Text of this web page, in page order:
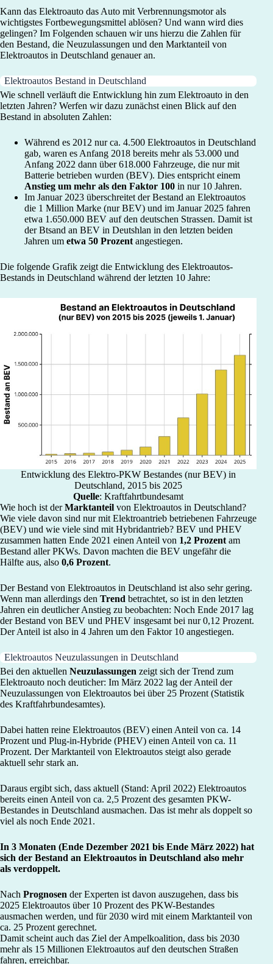
Kann das Elektroauto das Auto mit Verbrennungsmotor als
wichtigstes Fortbewegungsmittel ablösen? Und wann wird dies
gelingen? Im Folgenden schauen wir uns hierzu die Zahlen für
den Bestand, die Neuzulassungen und den Marktanteil von
Elektroautos in Deutschland genauer an.
Elektroautos Bestand in Deutschland
Wie schnell verläuft die Entwicklung hin zum Elektroauto in den
letzten Jahren? Werfen wir dazu zunächst einen Blick auf den
Bestand in absoluten Zahlen:
Während es 2012 nur ca. 4.500 Elektroautos in Deutschland
gab, waren es Anfang 2018 bereits mehr als 53.000 und
Anfang 2022 dann über 618.000 Fahrzeuge, die nur mit
Batterie betrieben wurden (BEV). Dies entspricht einem
Anstieg um mehr als den Faktor 100 in nur 10 Jahren.
Im Januar 2023 überschreitet der Bestand an Elektroautos
die 1 Million Marke (nur BEV) und im Januar 2025 fahren
etwa 1.650.000 BEV auf den deutschen Strassen. Damit ist
der Btsand an BEV in Deutshlan in den letzten beiden
Jahren um etwa 50 Prozentangestiegen.
Die folgende Grafik zeigt die Entwicklung des Elektroautos-
Bestands in Deutschland während der letzten 10 Jahre:
Entwicklung des Elektro-PKW Bestandes (nur BEV) in
Deutschland, 2015 bis 2025
Quelle: Kraftfahrtbundesamt
Wie hoch ist derMarktanteil von Elektroautos in Deutschland?
Wie viele davon sind nur mit Elektroantrieb betriebenen Fahrzeuge
(BEV) und wie viele sind mit Hybridantrieb? BEV und PHEV
zusammen hatten Ende 2021 einen Anteil von 1,2 Prozentam
Bestand aller PKWs. Davon machten die BEV ungefähr die
Hälfte aus, also 0,6 Prozent.
Der Bestand von Elektroautos in Deutschland ist also sehr gering.
Wenn man allerdings den Trend betrachtet, so ist in den letzten
Jahren ein deutlicher Anstieg zu beobachten: Noch Ende 2017 lag
der Bestand von BEV und PHEV insgesamt bei nur 0,12 Prozent.
Der Anteil ist also in 4 Jahren um den Faktor 10 angestiegen.
Elektroautos Neuzulassungen in Deutschland
Bei den aktuellen Neuzulassungen zeigt sich der Trend zum
Elektroauto noch deuticher: Im März 2022 lag der Anteil der
Neuzulassungen von Elektroautos bei über 25 Prozent (Statistik
des Kraftfahrbundesamtes).
Dabei hatten reine Elektroautos (BEV) einen Anteil von ca. 14
Prozent und Plug-in-Hybride (PHEV) einen Anteil von ca. 11
Prozent. Der Marktanteil von Elektroautos steigt also gerade
aktuell sehr stark an.
Daraus ergibt sich, dass aktuell (Stand: April 2022) Elektroautos
bereits einen Anteil von ca. 2,5 Prozent des gesamten PKW-
Bestandes in Deutschland ausmachen. Das ist mehr als doppelt so
viel als noch Ende 2021.
In 3 Monaten (Ende Dezember 2021 bis Ende März 2022) hat
sich der Bestand an Elektroautos in Deutschland also mehr
als verdoppelt.
Nach Prognosen der Experten ist davon auszugehen, dass bis
2025 Elektroautos über 10 Prozent des PKW-Bestandes
ausmachen werden, und für 2030 wird mit einem Marktanteil von
ca. 25 Prozent gerechnet.
Damit scheint auch das Ziel der Ampelkoalition, dass bis 2030
mehr als 15 Millionen Elektroautos auf den deutschen Straßen
fahren, erreichbar.